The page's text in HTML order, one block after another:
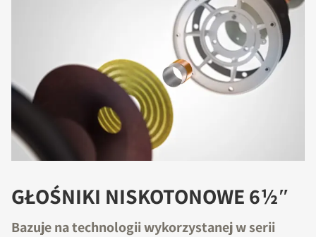
GŁOŚNIKI NISKOTONOWE 6½″
Bazuje na technologii wykorzystanej w serii